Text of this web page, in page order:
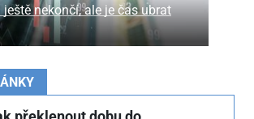
ještě nekončí, ale je čas ubrat